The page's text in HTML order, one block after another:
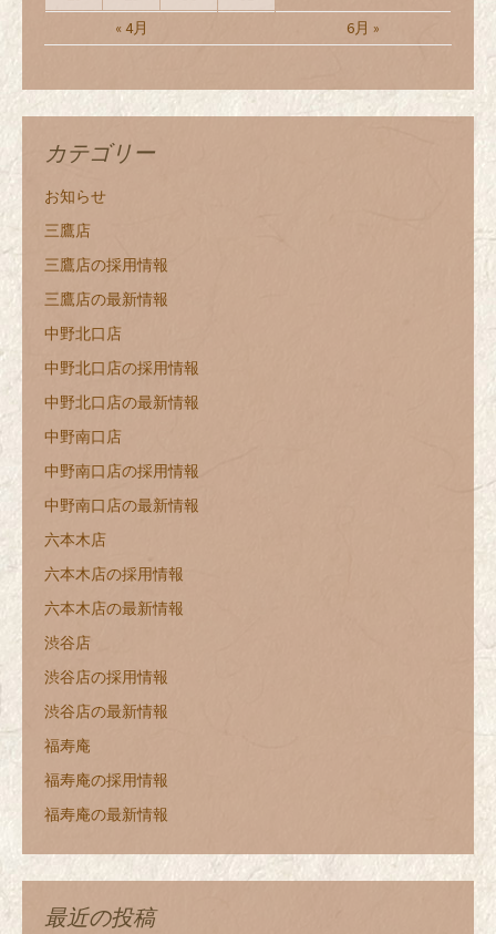
« 4月 6月 »
カテゴリー
お知らせ
三鷹店
三鷹店の採用情報
三鷹店の最新情報
中野北口店
中野北口店の採用情報
中野北口店の最新情報
中野南口店
中野南口店の採用情報
中野南口店の最新情報
六本木店
六本木店の採用情報
六本木店の最新情報
渋谷店
渋谷店の採用情報
渋谷店の最新情報
福寿庵
福寿庵の採用情報
福寿庵の最新情報
最近の投稿